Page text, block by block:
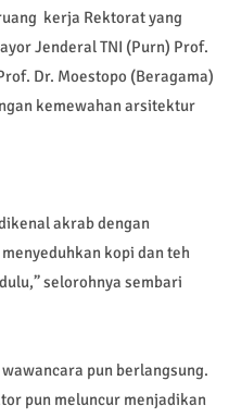
kerja Rektorat yang
Jenderal TNI (Purn) Prof.
Dr. Moestopo (Beragama)
kemewahan arsitektur
akrab dengan
kopi dan teh
selorohnya sembari
pun berlangsung.
pun meluncur menjadikan